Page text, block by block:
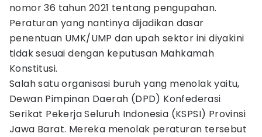
nomor 36 tahun 2021 tentang pengupahan.
Peraturan yang nantinya dijadikan dasar
penentuan UMK/UMP dan upah sektor ini diyakini
tidak sesuai dengan keputusan Mahkamah
Konstitusi.
Salah satu organisasi buruh yang menolak yaitu,
Dewan Pimpinan Daerah (DPD) Konfederasi
Serikat Pekerja Seluruh Indonesia (KSPSI) Provinsi
Jawa Barat. Mereka menolak peraturan tersebut